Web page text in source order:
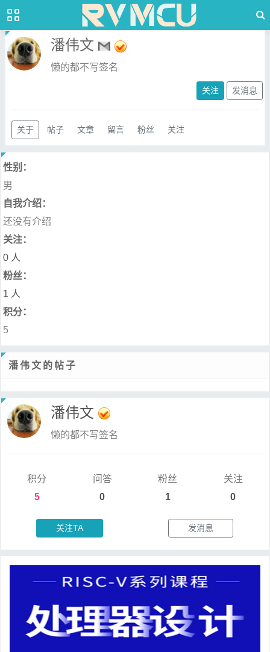
潘伟文
懒的都不写签名
关注 发消息
关于 帖子 文章 留言 粉丝 关注
性别：
男
自我介绍：
还没有介绍
关注：
0 人
粉丝：
1 人
积分：
5
潘伟文的帖子
潘伟文
懒的都不写签名
积分
5
问答
0
粉丝
1
关注
0
关注TA 发消息